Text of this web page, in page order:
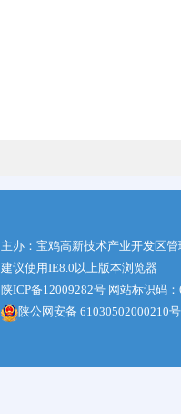
主办：宝鸡高新技术产业开发区
建议使用IE8.0以上版本浏览器
陕ICP备12009282号 网站标识码
陕公网安备 61030502000210号